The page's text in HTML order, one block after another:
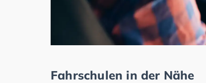
Fahrschulen in der Nähe